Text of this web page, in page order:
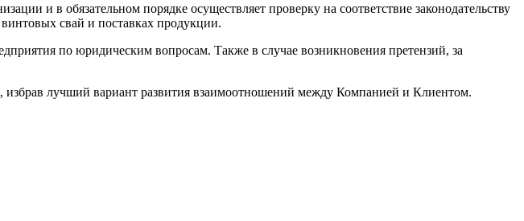
и в обязательном порядке осуществляет проверку на соответствие законодательству
свай и поставках продукции.
по юридическим вопросам. Также в случае возникновения претензий, за
лучший вариант развития взаимоотношений между Компанией и Клиентом.